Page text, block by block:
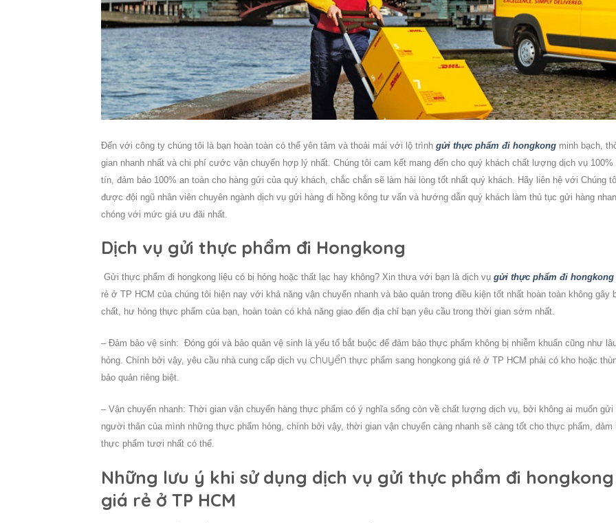
Đến với công ty chúng tôi là bạn hoàn toàn có thể yên tâm và thoải mái với lộ trình gửi thực phẩm đi hongkong minh bạch,
gian nhanh nhất và chi phí cước vận chuyển hợp lý nhất. Chúng tôi cam kết mang đến cho quý khách chất lượng dịch vụ 100%
tín, đảm bảo 100% an toàn cho hàng gửi của quý khách, chắc chắn sẽ làm hài lòng tốt nhất quý khách. Hãy liên hệ với Chúng
được đội ngũ nhân viên chuyên ngành dịch vụ gửi hàng đi hồng kông tư vấn và hướng dẫn quý khách làm thủ tục gửi hàng
chóng với mức giá ưu đãi nhất.
Dịch vụ gửi thực phẩm đi Hongkong
Gửi thực phẩm đi hongkong liệu có bị hỏng hoặc thất lạc hay không? Xin thưa với bạn là dịch vụ gửi thực phẩm đi hongkong
rẻ ở TP HCM của chúng tôi hiện nay với khả năng vận chuyển nhanh và bảo quản trong điều kiện tốt nhất hoàn toàn không gây
chất, hư hỏng thực phẩm của bạn, hoàn toàn có khả năng giao đến địa chỉ bạn yêu cầu trong thời gian sớm nhất.
– Đảm bảo vệ sinh: Đóng gói và bảo quản vệ sinh là yếu tố bắt buộc để đảm bảo thực phẩm không bị nhiễm khuẩn cũng như
hỏng. Chính bởi vậy, yêu cầu nhà cung cấp dịch vụ chuyển thực phẩm sang hongkong giá rẻ ở TP HCM phải có kho hoặc
bảo quản riêng biệt.
– Vận chuyển nhanh: Thời gian vận chuyển hàng thực phẩm có ý nghĩa sống còn về chất lượng dịch vụ, bởi không ai muốn gửi
người thân của mình những thực phẩm hỏng, chính bởi vậy, thời gian vận chuyển càng nhanh sẽ càng tốt cho thực phẩm, đảm
thực phẩm tươi nhất có thể.
Những lưu ý khi sử dụng dịch vụ gửi thực phẩm đi hongkong
giá rẻ ở TP HCM